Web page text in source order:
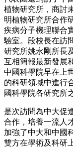
植物研究所，商討
明植物研究所合作
疾病分子機理聯合
驗室。段校長在訪
研究所姚永剛所長
互相簡報最新發展
中國科學院早在上
的科研領域中進行
國科學院各研究所
是次訪問為中大促
合作，培養一流人
加強了中大和中國
雙方在學術及科研